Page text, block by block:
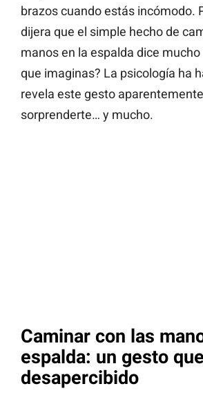
brazos cuando estás incómodo.
dijera que el simple hecho de
manos en la espalda dice
que imaginas? La psicología ha
revela este gesto
sorprenderte… y mucho.
Caminar con las
espalda: un gesto
desapercibido